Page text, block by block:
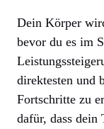
Dein Körper
bevor du es im
direktesten und
Fortschritte zu
dafür, dass